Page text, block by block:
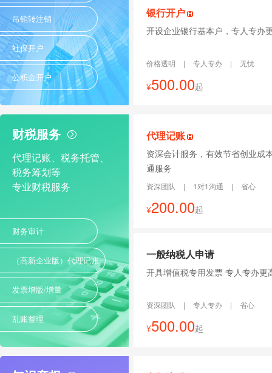
吊销转注销
社保开户
公积金开户
银行开户
开设企业银行基本户，专人专办
价格透明 | 专人专办 | 无忧
¥500.00起
财税服务
代理记账、税务托管、
税务筹划等
专业财税服务
财务审计
（高新企业版）代理记账
发票增版/增量
乱账整理
代理记账
资深会计服务，有效节省创业成
通服务
资深团队 | 1对1沟通 | 省心
¥200.00起
一般纳税人申请
开具增值税专用发票 专人
资深团队 | 专人专办 | 省心
¥500.00起